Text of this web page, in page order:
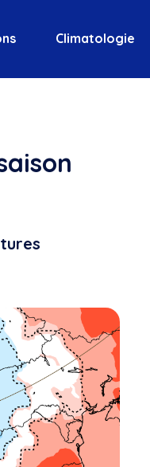
Climatologie